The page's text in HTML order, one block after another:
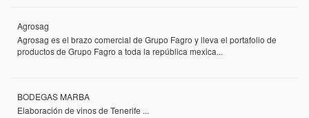
Agrosag
Agrosag es el brazo comercial de Grupo Fagro y lleva el portafolio de
productos de Grupo Fagro a toda la república mexica...
BODEGAS MARBA
Elaboración de vinos de Tenerife ...